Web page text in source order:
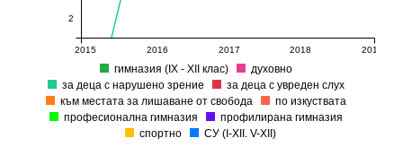
2015 2016 2017 2018 2019
2
гимназия (ІХ - ХІІ клас)
духовно
за деца с нарушено зрение
за деца с увреден слух
към местата за лишаване от свобода
по изкуствата
професионална гимназия
профилирана гимназия
спортно
СУ (I-XII. V-XII)